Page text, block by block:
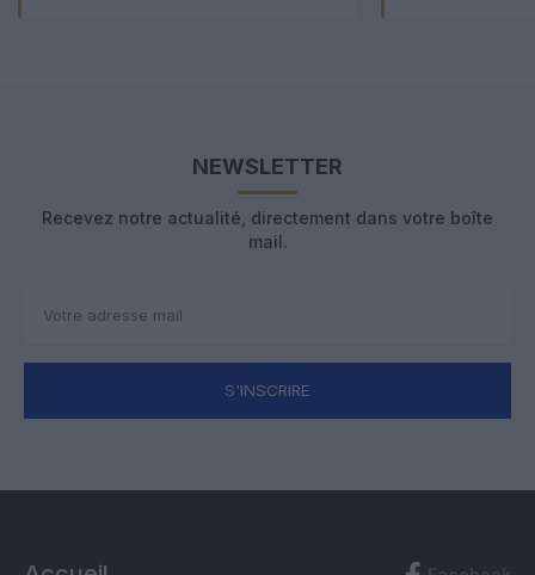
NEWSLETTER
Recevez notre actualité, directement dans votre boîte
mail.
S'INSCRIRE